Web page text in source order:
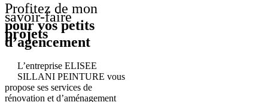
Profitez de mon
savoir-faire
pour vos petits
projets
d’agencement
L’entreprise ELISEE
SILLANI PEINTURE vous
propose ses services de
rénovation et d’aménagement